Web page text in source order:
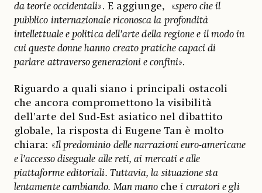
da teorie occidentali». E aggiunge, «spero che il
pubblico internazionale riconosca la profondità
intellettuale e politica dell’arte della regione e il modo in
cui queste donne hanno creato pratiche capaci di
parlare attraverso generazioni e confini».
Riguardo a quali siano i principali ostacoli
che ancora compromettono la visibilità
dell’arte del Sud-Est asiatico nel dibattito
globale, la risposta di Eugene Tan è molto
chiara: «Il predominio delle narrazioni euro-americane
e l’accesso diseguale alle reti, ai mercati e alle
piattaforme editoriali. Tuttavia, la situazione sta
lentamente cambiando. Man mano che i curatori e gli